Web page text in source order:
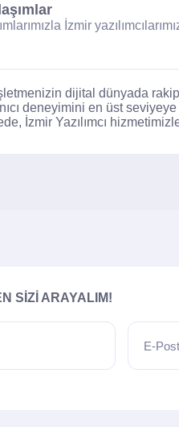
İzmir
dijital dünyada
deneyimini en üst
İzmir Yazılımcı
SIZI ARAYALIM!
E-